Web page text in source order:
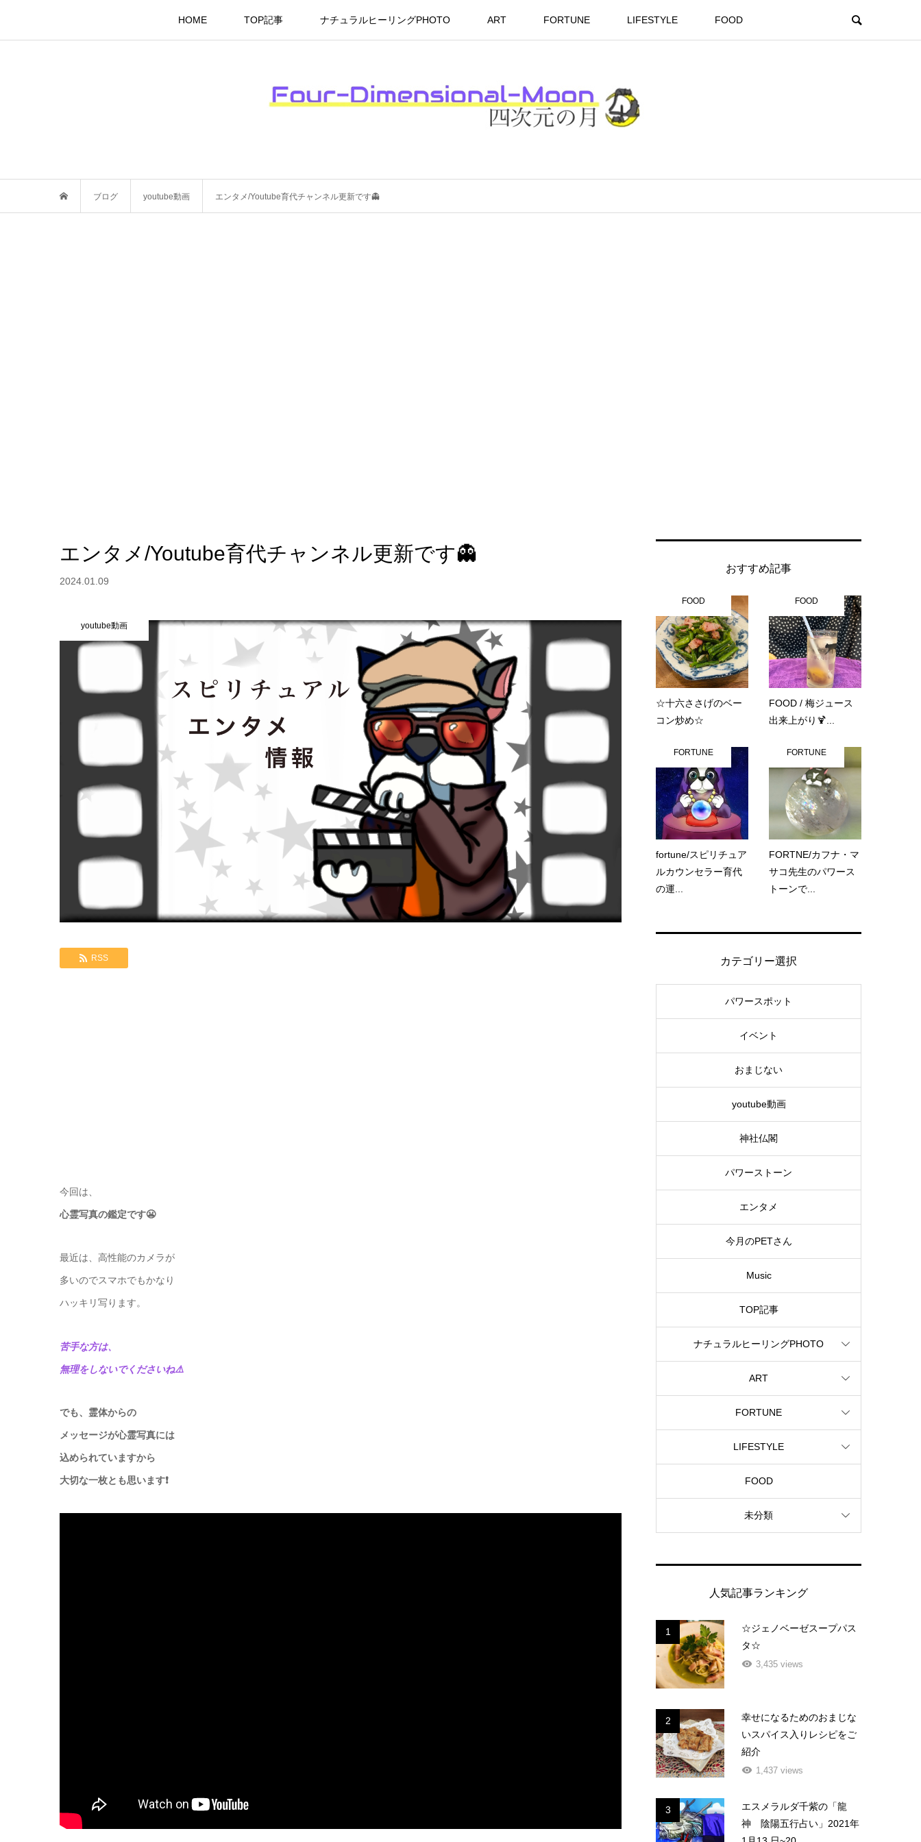
HOME TOP記事 ナチュラルヒーリングPHOTO ART FORTUNE LIFESTYLE FOOD
ブログ youtube動画 エンタメ/Youtube育代チャンネル更新です👻
エンタメ/Youtube育代チャンネル更新です👻
2024.01.09
youtube動画
RSS
今回は、
心霊写真の鑑定です😬
最近は、高性能のカメラが
多いのでスマホでもかなり
ハッキリ写ります。
苦手な方は、
無理をしないでくださいね⚠️
でも、霊体からの
メッセージが心霊写真には
込められていますから
大切な一枚とも思います❗️
おすすめ記事
FOOD
☆十六ささげのベー
コン炒め☆
FOOD
FOOD / 梅ジュース
出来上がり🍹...
FORTUNE
fortune/スピリチュア
ルカウンセラー育代
の運...
FORTUNE
FORTNE/カフナ・マ
サコ先生のパワース
トーンで...
カテゴリー選択
パワースポット
イベント
おまじない
youtube動画
神社仏閣
パワーストーン
エンタメ
今月のPETさん
Music
TOP記事
ナチュラルヒーリングPHOTO
ART
FORTUNE
LIFESTYLE
FOOD
未分類
人気記事ランキング
1
☆ジェノベーゼスープパス
タ☆
3,435 views
2
幸せになるためのおまじな
いスパイス入りレシピをご
紹介
1,437 views
3
エスメラルダ千紫の「龍
神 陰陽五行占い」2021年